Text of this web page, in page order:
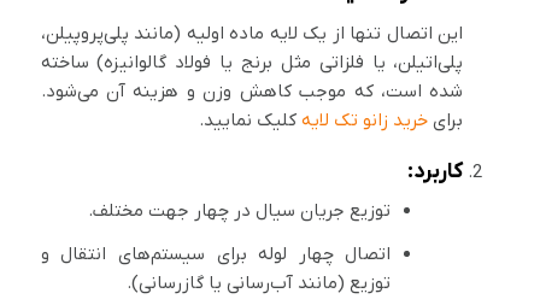
این اتصال تنها از یک لایه ماده اولیه (مانند پلی‌پروپیلن،
پلی‌اتیلن، یا فلزاتی مثل برنج یا فولاد گالوانیزه) ساخته
شده است، که موجب کاهش وزن و هزینه آن می‌شود.
برای خرید زانو تک لایهکلیک نمایید.
کاربرد:
توزیع جریان سیال در چهار جهت مختلف.
اتصال چهار لوله برای سیستم‌های انتقال و
توزیع (مانند آب‌رسانی یا گازرسانی).